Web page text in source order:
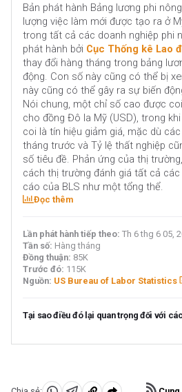
Bản phát hành Bảng lương phi
lượng việc làm mới được tạo ra ở
trong tất cả các doanh nghiệp phi
phát hành bởi Cục Thống kê Lao
thay đổi hàng tháng trong bảng
động. Con số này cũng có thể bị
này cũng có thể gây ra sự biến
Nói chung, một chỉ số cao được
cho đồng Đô la Mỹ (USD), trong
coi là tín hiệu giảm giá, mặc dù
tháng trước và Tỷ lệ thất nghiệp
số tiêu đề. Phản ứng của thị
cách thị trường đánh giá tất cả
cáo của BLS như một tổng thể.
Đọc thêm
Lần phát hành tiếp theo: Th 6 thg 6 05,
Tần số: Hàng tháng
Đồng thuận: 85K
Trước đó: 115K
Nguồn: US Bureau of Labor Statistics
Tại sao điều đó lại quan trọng đối với
cáo, sự thay đổi về số lượng việc